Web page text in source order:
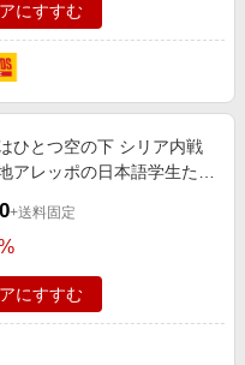
にすすむ
ひとつ空の下 シリア内戦
アレッポの日本語学生たち
+送料固定
にすすむ